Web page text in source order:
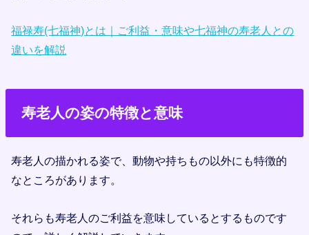
福禄寿(七福神)とは｜ご利益・意味や七福神の寿老人との
違いを解説
寿老人の姿の特徴と意味
寿老人の描かれる姿で、動物や持ちもの以外にも特徴的
なところがあります。
それらも寿老人のご利益を意味しているとするものです